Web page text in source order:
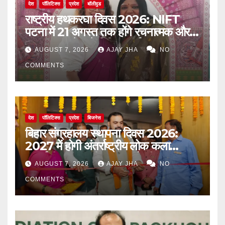
देश पॉलिटिक्स प्रदेश बॉलीवुड
राष्ट्रीय हथकरघा दिवस 2026: NIFT
पटना में 21 अगस्त तक होंगे रचनात्मक और
जागरूकता से जुड़े विविध कार्यक्रम
AUGUST 7, 2026 AJAY JHA NO
COMMENTS
देश पॉलिटिक्स प्रदेश बिजनेस
बिहार संग्रहालय स्थापना दिवस 2026:
2027 में होगी अंतर्राष्ट्रीय लोक कला
प्रदर्शनी, मुख्यमंत्री सम्राट चौधरी का बड़ा
ऐलान
AUGUST 7, 2026 AJAY JHA NO
COMMENTS